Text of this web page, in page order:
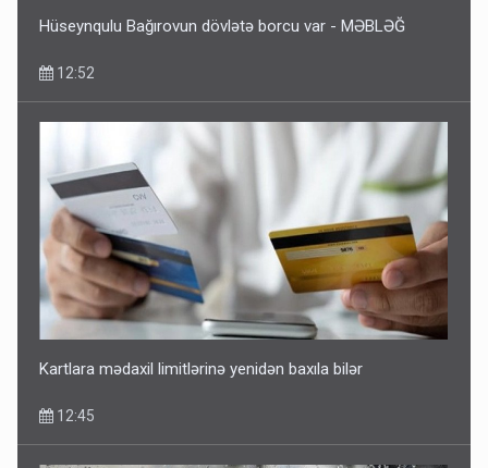
Hüseynqulu Bağırovun dövlətə borcu var - MƏBLƏĞ
12:52
Kartlara mədaxil limitlərinə yenidən baxıla bilər
12:45